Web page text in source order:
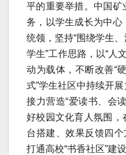
平的重要举措。中国
务，以学生成长为中心
统领，坚持“围绕学生
学生”工作思路，以“人
动为载体，不断改善“
式”学生社区中持续开
接力营造“爱读书、会
好校园文化育人氛围
台搭建、效果反馈四个
打通高校“书香社区”建设